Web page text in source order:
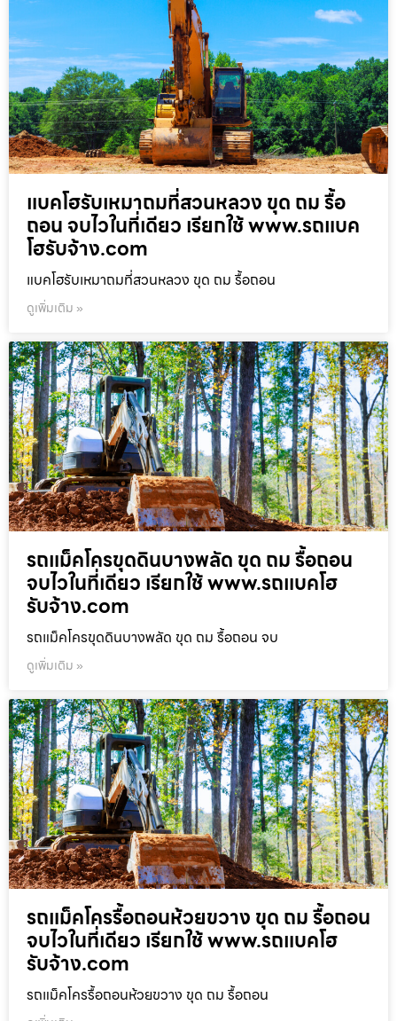
แบคโฮรับเหมาถมที่สวนหลวง ขุด ถม รื้อ
ถอน จบไวในที่เดียว เรียกใช้ www.รถแบค
โฮรับจ้าง.com
แบคโฮรับเหมาถมที่สวนหลวง ขุด ถม รื้อถอน
ดูเพิ่มเติม »
รถแม็คโครขุดดินบางพลัด ขุด ถม รื้อถอน
จบไวในที่เดียว เรียกใช้ www.รถแบคโฮ
รับจ้าง.com
รถแม็คโครขุดดินบางพลัด ขุด ถม รื้อถอน จบ
ดูเพิ่มเติม »
รถแม็คโครรื้อถอนห้วยขวาง ขุด ถม รื้อถอน
จบไวในที่เดียว เรียกใช้ www.รถแบคโฮ
รับจ้าง.com
รถแม็คโครรื้อถอนห้วยขวาง ขุด ถม รื้อถอน